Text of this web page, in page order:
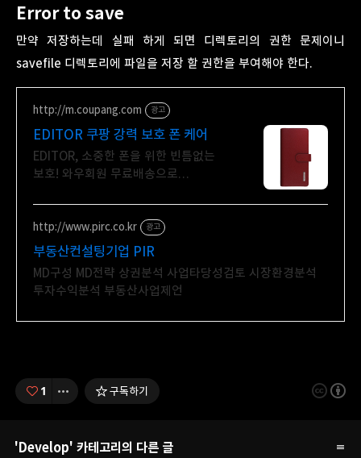
Error to save
만약 저장하는데 실패 하게 되면 디렉토리의 권한 문제이니
savefile 디렉토리에 파일을 저장 할 권한을 부여해야 한다.
http://m.coupang.com 광고
EDITOR 쿠팡 강력 보호 폰 케어
EDITOR, 소중한 폰을 위한 빈틈없는
보호! 와우회원 무료배송으로
http://www.pirc.co.kr 광고
부동산컨설팅기업 PIR
MD구성 MD전략 상권분석 사업타당성검토 시장환경분석
투자수익분석 부동산사업제언
1 구독하기
'Develop' 카테고리의 다른 글